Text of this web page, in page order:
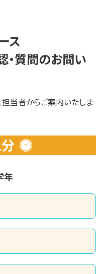
ス
・質問のお問い
当者からご案内いたしま
年